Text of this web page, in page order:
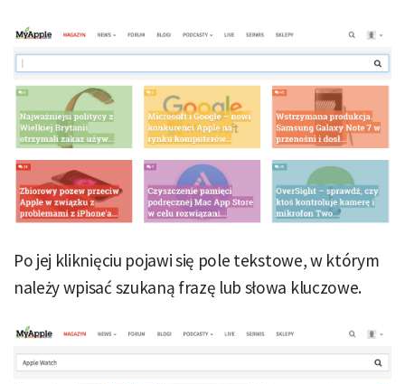
Po jej kliknięciu pojawi się pole tekstowe, w którym
należy wpisać szukaną frazę lub słowa kluczowe.